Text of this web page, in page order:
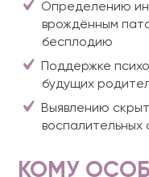
Определению
врождённым
бесплодию
Поддержке
будущих
Выявлению
воспалительных
КОМУ